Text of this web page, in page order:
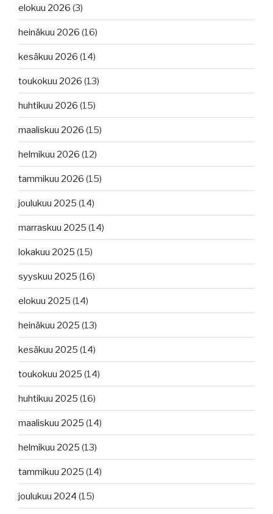
UK
kieltää
pohjatroolauksen,
autoalus
palaa,
konttialus
uudistaa
laivastoaan,
James
on
löydetty.”
elokuu 2026 (3)
heinäkuu 2026 (16)
kesäkuu 2026 (14)
toukokuu 2026 (13)
huhtikuu 2026 (15)
maaliskuu 2026 (15)
helmikuu 2026 (12)
tammikuu 2026 (15)
joulukuu 2025 (14)
marraskuu 2025 (14)
lokakuu 2025 (15)
syyskuu 2025 (16)
elokuu 2025 (14)
heinäkuu 2025 (13)
kesäkuu 2025 (14)
toukokuu 2025 (14)
huhtikuu 2025 (16)
maaliskuu 2025 (14)
helmikuu 2025 (13)
tammikuu 2025 (14)
joulukuu 2024 (15)